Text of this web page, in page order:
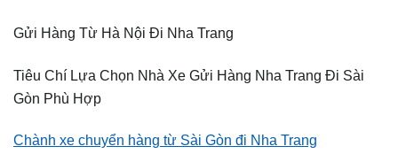
Gửi Hàng Từ Hà Nội Đi Nha Trang
Tiêu Chí Lựa Chọn Nhà Xe Gửi Hàng Nha Trang Đi Sài
Gòn Phù Hợp
Chành xe chuyển hàng từ Sài Gòn đi Nha Trang